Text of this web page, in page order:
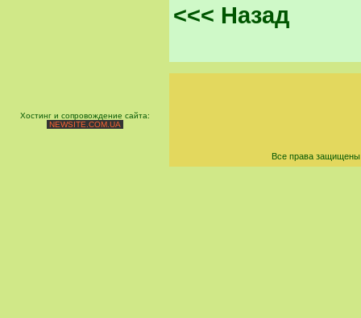
<<< Назад
Хостинг и сопровождение сайта:
NEWSITE.COM.UA
Все права